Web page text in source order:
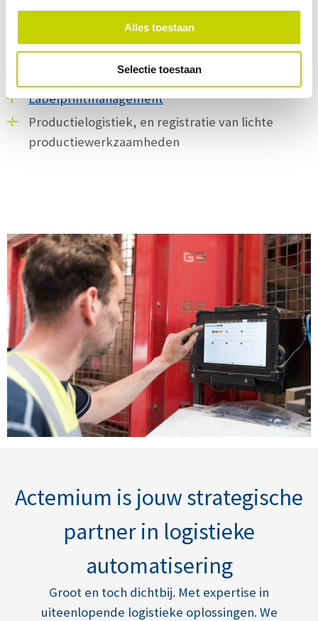
Alles toestaan
Selectie toestaan
registratie van logistieke eenheden,
locatiebeheer, sturing op locatie- en
artikelkenmerken en slimme inruim- en
orderpickstrategieën
Labelprintmanagement
Productielogistiek, en registratie van lichte
productiewerkzaamheden
Actemium is jouw strategische
partner in logistieke
automatisering
Groot en toch dichtbij. Met expertise in
uiteenlopende logistieke oplossingen. We